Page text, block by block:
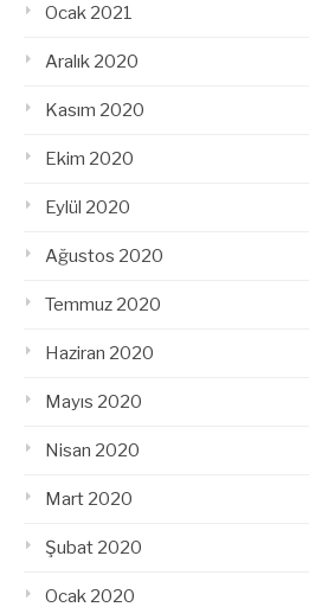
Ocak 2021
Aralık 2020
Kasım 2020
Ekim 2020
Eylül 2020
Ağustos 2020
Temmuz 2020
Haziran 2020
Mayıs 2020
Nisan 2020
Mart 2020
Şubat 2020
Ocak 2020